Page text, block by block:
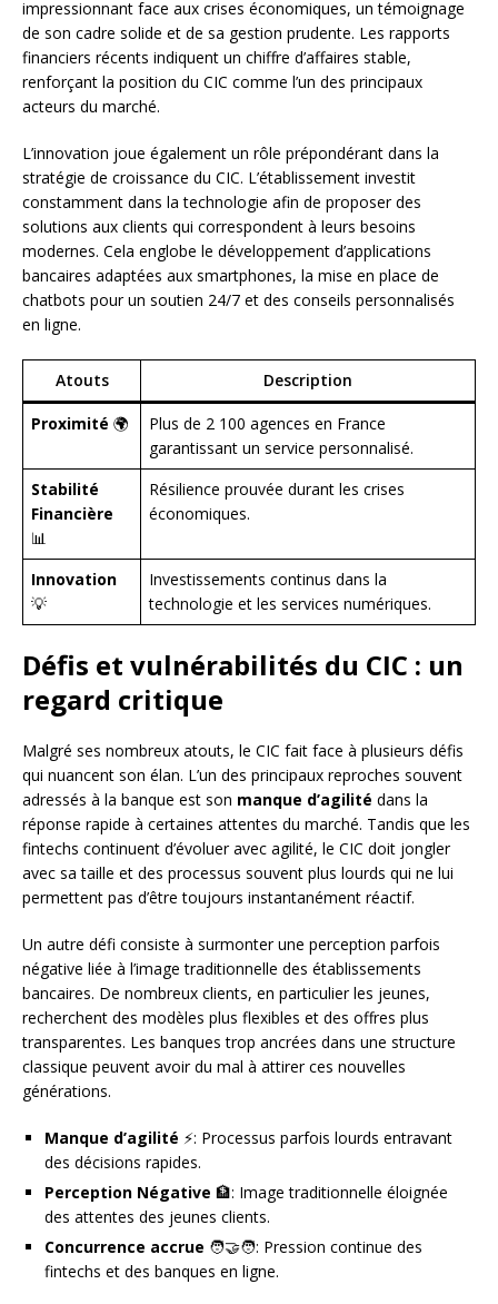
impressionnant face aux crises économiques, un témoignage
de son cadre solide et de sa gestion prudente. Les rapports
financiers récents indiquent un chiffre d’affaires stable,
renforçant la position du CIC comme l’un des principaux
acteurs du marché.
L’innovation joue également un rôle prépondérant dans la
stratégie de croissance du CIC. L’établissement investit
constamment dans la technologie afin de proposer des
solutions aux clients qui correspondent à leurs besoins
modernes. Cela englobe le développement d’applications
bancaires adaptées aux smartphones, la mise en place de
chatbots pour un soutien 24/7 et des conseils personnalisés
en ligne.
Atouts Description
Proximité 🌍
Plus de 2 100 agences en France
garantissant un service personnalisé.
Stabilité
Financière
📊
Résilience prouvée durant les crises
économiques.
Innovation
💡
Investissements continus dans la
technologie et les services numériques.
Défis et vulnérabilités du CIC : un
regard critique
Malgré ses nombreux atouts, le CIC fait face à plusieurs défis
qui nuancent son élan. L’un des principaux reproches souvent
adressés à la banque est son manque d’agilité dans la
réponse rapide à certaines attentes du marché. Tandis que les
fintechs continuent d’évoluer avec agilité, le CIC doit jongler
avec sa taille et des processus souvent plus lourds qui ne lui
permettent pas d’être toujours instantanément réactif.
Un autre défi consiste à surmonter une perception parfois
négative liée à l’image traditionnelle des établissements
bancaires. De nombreux clients, en particulier les jeunes,
recherchent des modèles plus flexibles et des offres plus
transparentes. Les banques trop ancrées dans une structure
classique peuvent avoir du mal à attirer ces nouvelles
générations.
Manque d’agilité ⚡: Processus parfois lourds entravant
des décisions rapides.
Perception Négative 🏦: Image traditionnelle éloignée
des attentes des jeunes clients.
Concurrence accrue 🧑‍🤝‍🧑: Pression continue des
fintechs et des banques en ligne.